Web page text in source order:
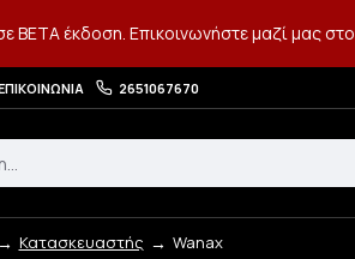
BETA έκδοση. Επικοινωνήστε μαζί μας στο
2651067670
Κατασκευαστής Wanax